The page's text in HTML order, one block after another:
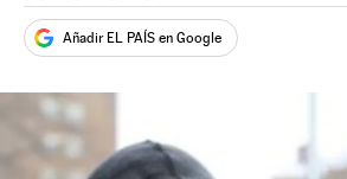
Añadir EL PAÍS en Google